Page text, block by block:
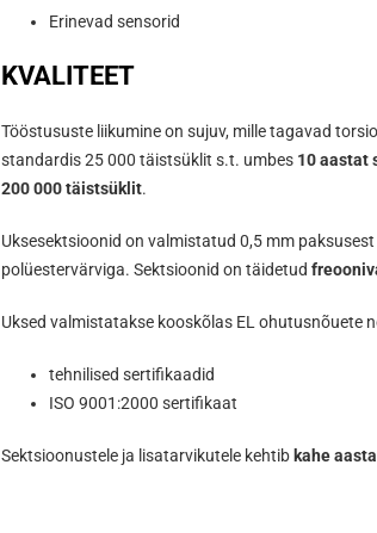
Erinevad sensorid
KVALITEET
Tööstususte liikumine on sujuv, mille tagavad
standardis 25 000 täistsüklit s.t. umbes 10 aastat
200 000 täistsüklit.
Uksesektsioonid on valmistatud 0,5 mm paksusest
polüestervärviga. Sektsioonid on täidetud
Uksed valmistatakse kooskõlas EL ohutusnõuete
tehnilised sertifikaadid
ISO 9001:2000 sertifikaat
Sektsioonustele ja lisatarvikutele kehtib kahe